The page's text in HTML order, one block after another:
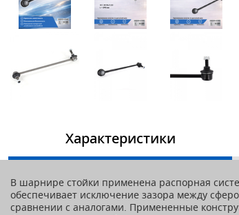
Характеристики
В шарнире стойки применена распорная
обеспечивает исключение зазора между
сравнении с аналогами. Примененные